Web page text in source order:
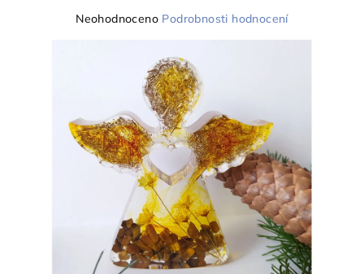
Průměrné
5
hvězdiček.
Neohodnoceno Podrobnosti hodnocení